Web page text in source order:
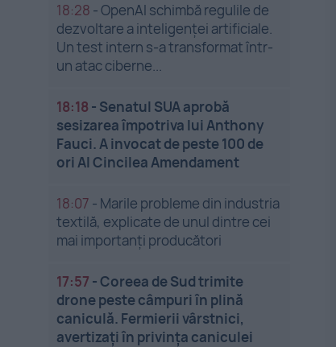
18:28 -OpenAI schimbă regulile de
dezvoltare a inteligenței artificiale.
Un test intern s-a transformat într-
un atac ciberne...
18:18 - Senatul SUA aprobă
sesizarea împotriva lui Anthony
Fauci. A invocat de peste 100 de
ori Al Cincilea Amendament
18:07 - Marile probleme din industria
textilă, explicate de unul dintre cei
mai importanți producători
17:57 -Coreea de Sud trimite
drone peste câmpuri în plină
caniculă. Fermierii vârstnici,
avertizați în privința caniculei